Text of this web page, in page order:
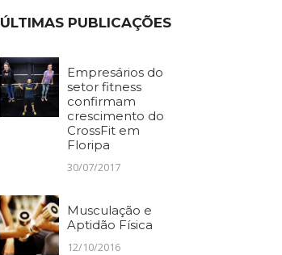
ÚLTIMAS PUBLICAÇÕES
Empresários do
setor fitness
confirmam
crescimento do
CrossFit em
Floripa
30/07/2017
Musculação e
Aptidão Física
12/10/2016